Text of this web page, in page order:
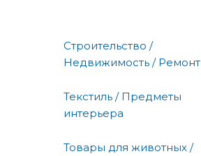
Строительство /
Недвижимость / Ремонт
Текстиль / Предметы
интерьера
Товары для животных /